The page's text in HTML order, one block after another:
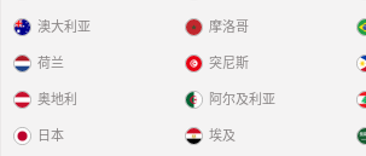
澳大利亚
荷兰
奥地利
日本
摩洛哥
突尼斯
阿尔及利亚
埃及